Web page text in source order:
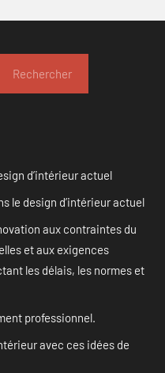
Rechercher
d’intérieur actuel
le design d’intérieur actuel
aux contraintes du
et aux exigences
les délais, les normes et
professionnel.
avec ces idées de